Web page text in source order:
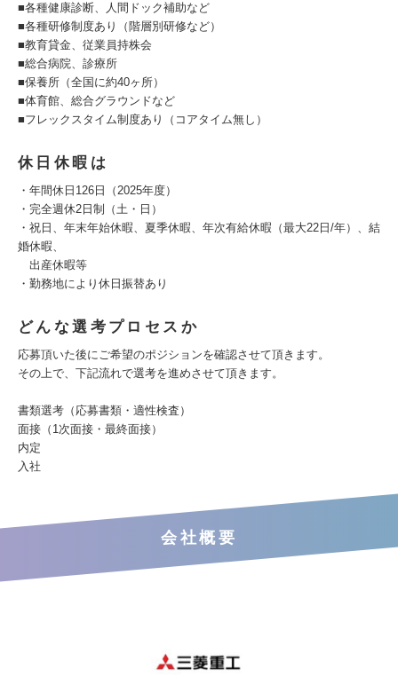
■各種健康診断、人間ドック補助など
■各種研修制度あり（階層別研修など）
■教育貸金、従業員持株会
■総合病院、診療所
■保養所（全国に約40ヶ所）
■体育館、総合グラウンドなど
■フレックスタイム制度あり（コアタイム無し）
休日休暇は
・年間休日126日（2025年度）
・完全週休2日制（土・日）
・祝日、年末年始休暇、夏季休暇、年次有給休暇（最大22日/年）、結
婚休暇、
出産休暇等
・勤務地により休日振替あり
どんな選考プロセスか
応募頂いた後にご希望のポジションを確認させて頂きます。
その上で、下記流れで選考を進めさせて頂きます。
書類選考（応募書類・適性検査）
面接（1次面接・最終面接）
内定
入社
会社概要